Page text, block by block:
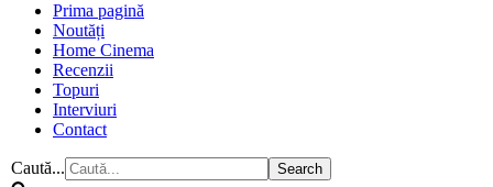
Prima pagină
Noutăți
Home Cinema
Recenzii
Topuri
Interviuri
Contact
Caută...